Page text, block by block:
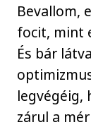
Bevallom,
focit, mint
És bár
legvégéig,
zárul a